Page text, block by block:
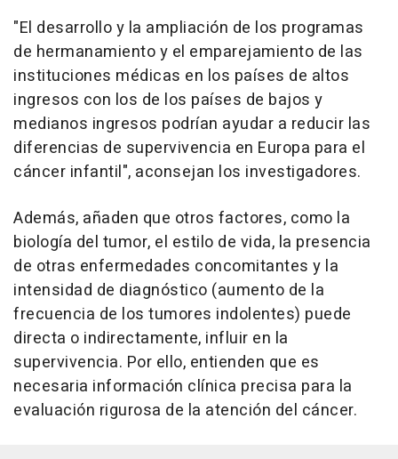
"El desarrollo y la ampliación de los programas
de hermanamiento y el emparejamiento de las
instituciones médicas en los países de altos
ingresos con los de los países de bajos y
medianos ingresos podrían ayudar a reducir las
diferencias de supervivencia en Europa para el
cáncer infantil", aconsejan los investigadores.
Además, añaden que otros factores, como la
biología del tumor, el estilo de vida, la presencia
de otras enfermedades concomitantes y la
intensidad de diagnóstico (aumento de la
frecuencia de los tumores indolentes) puede
directa o indirectamente, influir en la
supervivencia. Por ello, entienden que es
necesaria información clínica precisa para la
evaluación rigurosa de la atención del cáncer.